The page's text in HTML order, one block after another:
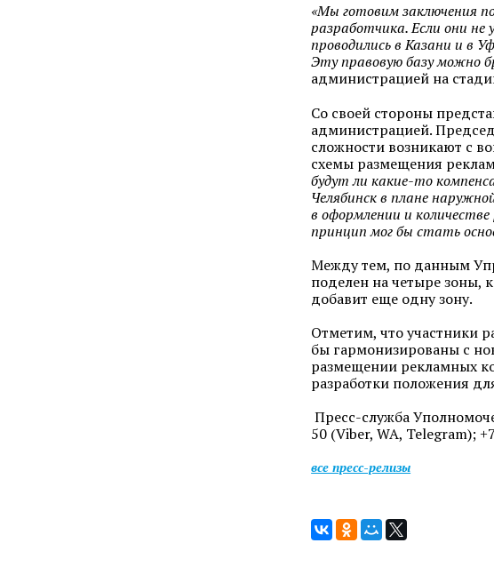
«Мы готовим заключения
разработчика. Если они
проводились в Казани и в
Эту правовую базу можно
администрацией на
Со своей стороны
администрацией.
сложности возникают с
схемы размещения
будут ли какие-то
Челябинск в плане
в оформлении и
принцип мог бы стать
Между тем, по данным
поделен на четыре зоны,
добавит еще одну зону.
Отметим, что участники
бы гармонизированы с
размещении рекламных
разработки положения
Пресс-служба
50 (Viber, WA, Telegram);
все пресс-релизы